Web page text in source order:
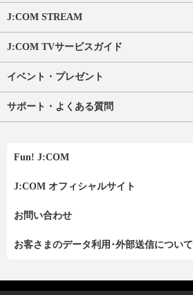
J:COM STREAM
J:COM TVサービスガイド
イベント・プレゼント
サポート・よくある質問
Fun! J:COM
J:COM オフィシャルサイト
お問い合わせ
お客さまのデータ利用･外部送信について